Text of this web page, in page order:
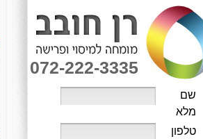
072-222-3335
שם
מלא
טלפון